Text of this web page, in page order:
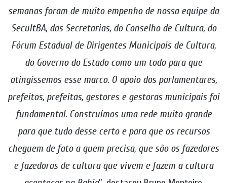
semanas foram de muito empenho de nossa equipe da
SecultBA, das Secretarias, do Conselho de Cultura, do
Fórum Estadual de Dirigentes Municipais de Cultura,
do Governo do Estado como um todo para que
atingíssemos esse marco. O apoio dos parlamentares,
prefeitos, prefeitas, gestores e gestoras municipais foi
fundamental. Construímos uma rede muito grande
para que tudo desse certo e para que os recursos
cheguem de fato a quem precisa, que são os fazedores
e fazedoras de cultura que vivem e fazem a cultura